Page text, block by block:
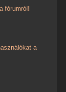
fórumról!
a